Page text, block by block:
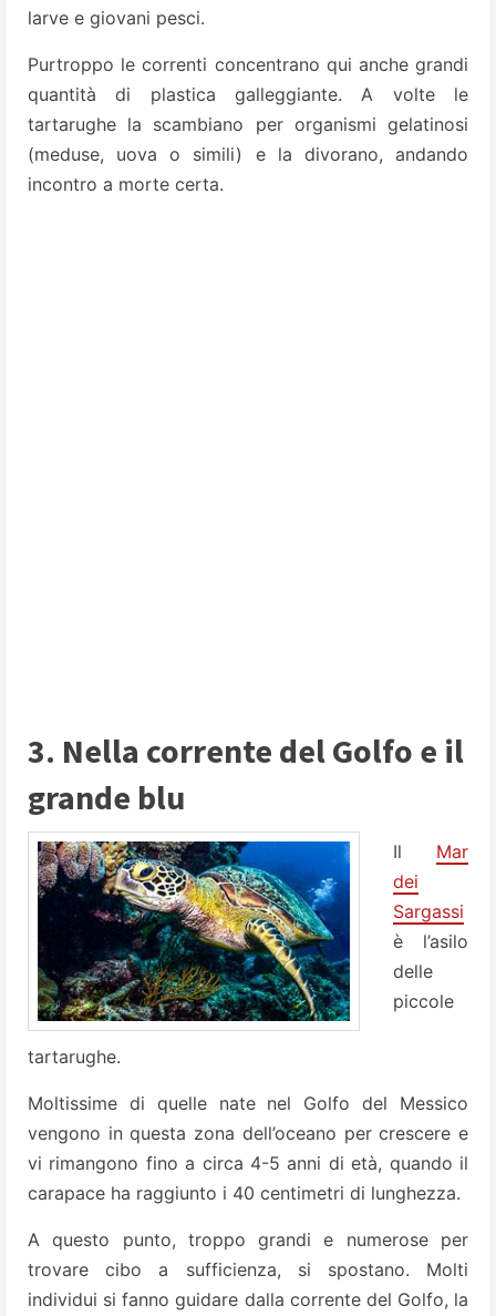
larve e giovani pesci.
Purtroppo le correnti concentrano qui anche grandi
quantità di plastica galleggiante. A volte le
tartarughe la scambiano per organismi gelatinosi
(meduse, uova o simili) e la divorano, andando
incontro a morte certa.
3. Nella corrente del Golfo e il
grande blu
Il Mar
dei
Sargassi
è l’asilo
delle
piccole
tartarughe.
Moltissime di quelle nate nel Golfo del Messico
vengono in questa zona dell’oceano per crescere e
vi rimangono fino a circa 4-5 anni di età, quando il
carapace ha raggiunto i 40 centimetri di lunghezza.
A questo punto, troppo grandi e numerose per
trovare cibo a sufficienza, si spostano. Molti
individui si fanno guidare dalla corrente del Golfo, la